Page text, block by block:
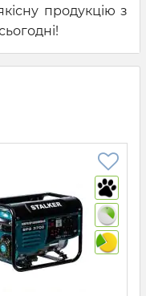
продукцію з